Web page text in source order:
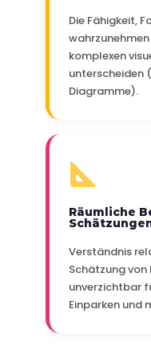
Die Fähigkeit,
komplexen
unterscheiden
Diagramme).
Räumliche
Verständnis
Schätzung
unverzichtbar
Einparken und